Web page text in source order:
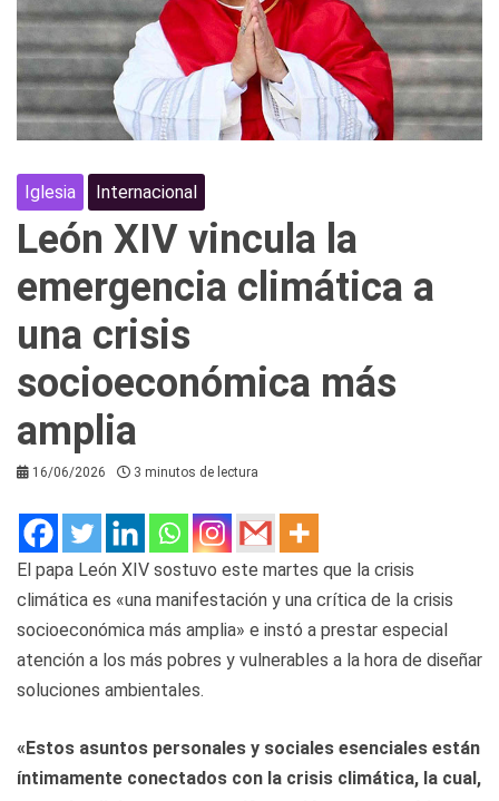
Iglesia Internacional
León XIV vincula la
emergencia climática a
una crisis
socioeconómica más
amplia
16/06/2026 3 minutos de lectura
El papa León XIV sostuvo este martes que la crisis
climática es «una manifestación y una crítica de la crisis
socioeconómica más amplia» e instó a prestar especial
atención a los más pobres y vulnerables a la hora de diseñar
soluciones ambientales.
«Estos asuntos personales y sociales esenciales están
íntimamente conectados con la crisis climática, la cual,